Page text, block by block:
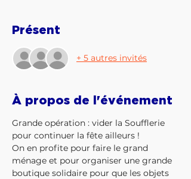
Présent
+ 5 autres invités
À propos de l'événement
Grande opération : vider la Soufflerie
pour continuer la fête ailleurs !
On en profite pour faire le grand
ménage et pour organiser une grande
boutique solidaire pour que les objets